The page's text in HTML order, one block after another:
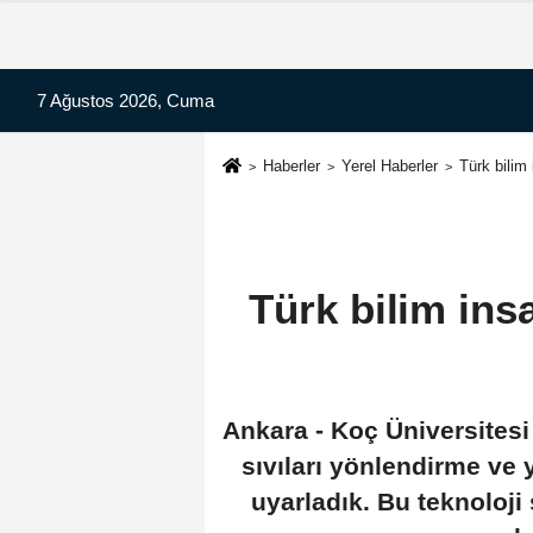
7 Ağustos 2026, Cuma
Haberler Yerel Haberler Türk bilim
Türk bilim
Ankara - Koç
sıvıları yönlendirme
uyarladık. Bu teknoloji